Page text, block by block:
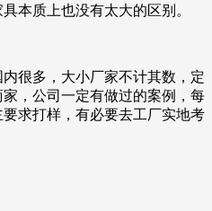
本质上也没有太大的区别。
很多，大小厂家不计其数，定
，公司一定有做过的案例，每
求打样，有必要去工厂实地考